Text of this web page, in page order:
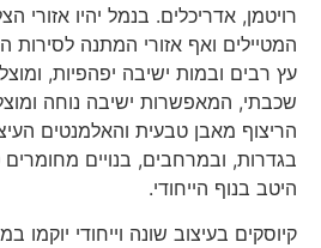
רויטמן, אדריכלים. בנמל יהיו אזורי
המטיילים ואף אזורי המתנה לסירות
עץ רבים ובמות ישיבה יפהפיות,
שכבתי, המאפשרות ישיבה נוחה ומוצלת
הריצוף מאבן טבעית והאלמנטים
בגדרות, ובמרחבים, בנויים מחומרים
היטב בנוף הייחודי.
קיוסקים בעיצוב שונה וייחודי יוקמו